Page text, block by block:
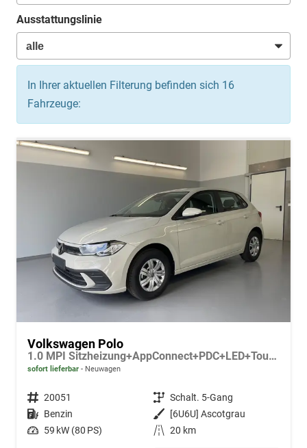
Ausstattungslinie
In Ihrer aktuellen Filterung befinden sich 16
Fahrzeuge:
Volkswagen Polo
1.0 MPI Sitzheizung+AppConnect+PDC+LED+Touch+Lichtsensor+MultiLenkrad
sofort lieferbar Neuwagen
Fahrzeugnr. 20051 Getriebe Schalt. 5-Gang
Kraftstoff Benzin Außenfarbe
[6U6U] Ascotgrau
Leistung 59 kW (80 PS) Kilometerstand 20 km